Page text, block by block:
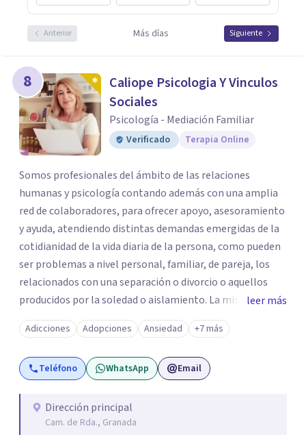
Anterior Más días Siguiente
8
Caliope Psicologia Y Vinculos
Sociales
Psicología - Mediación Familiar
Verificado Terapia Online
Somos profesionales del ámbito de las relaciones
humanas y psicología contando además con una amplia
red de colaboradores, para ofrecer apoyo, asesoramiento
y ayuda, atendiendo distintas demandas emergidas de la
cotidianidad de la vida diaria de la persona, como pueden
ser problemas a nivel personal, familiar, de pareja, los
relacionados con una separación o divorcio o aquellos
producidos por la soledad o aislamiento. La misión es
abordar las relaciones humanas, intentando mejorar la
calidad de vida y el bienestar de las personas mediante
una intervención tanto de manera individual como
grupal.
leer más
Adicciones Adopciones Ansiedad +7 más
Teléfono WhatsApp Email
Dirección principal
Cam. de Rda., Granada